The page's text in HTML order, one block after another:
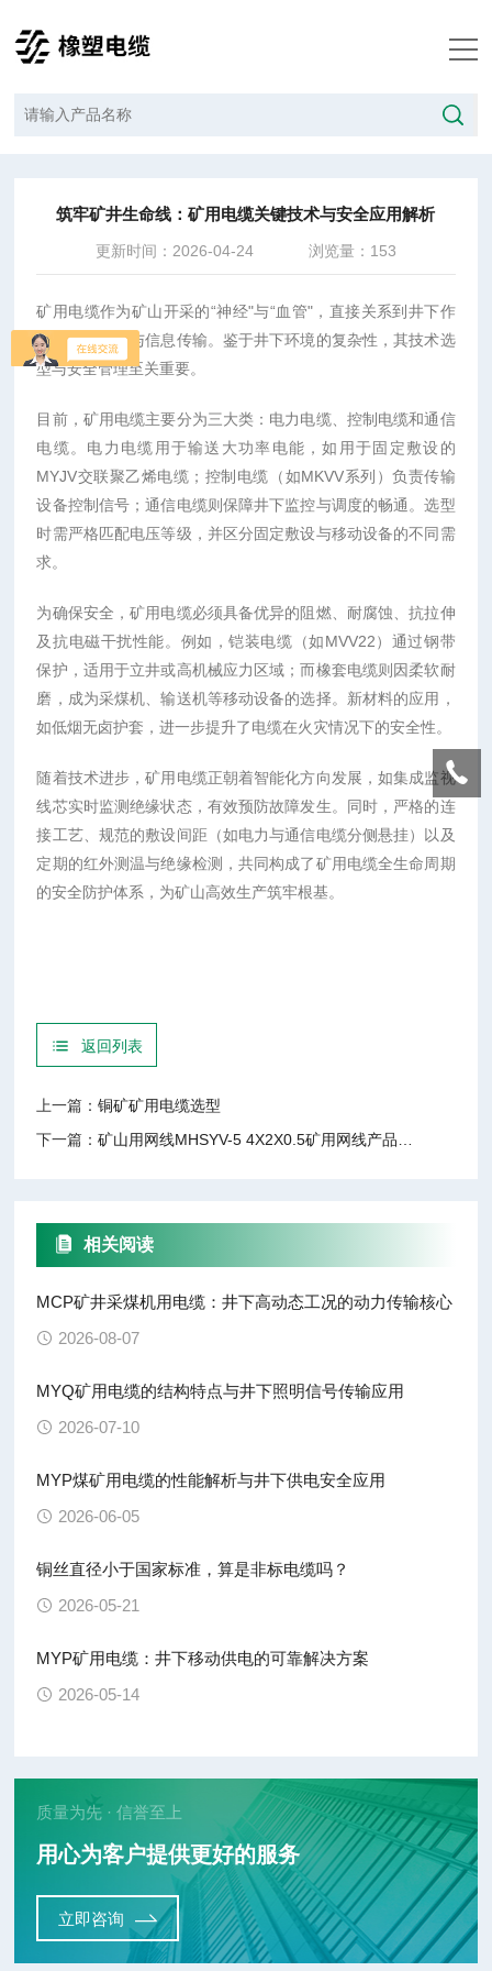
筑牢矿井生命线：矿用电缆关键技术与安全应用解析
更新时间：2026-04-24 浏览量：153
矿用电缆作为矿山开采的“神经"与“血管"，直接关系到井下作
业的供电安全与信息传输。鉴于井下环境的复杂性，其技术选
型与安全管理至关重要。
目前，矿用电缆主要分为三大类：电力电缆、控制电缆和通信
电缆。电力电缆用于输送大功率电能，如用于固定敷设的
MYJV交联聚乙烯电缆；控制电缆（如MKVV系列）负责传输
设备控制信号；通信电缆则保障井下监控与调度的畅通。选型
时需严格匹配电压等级，并区分固定敷设与移动设备的不同需
求。
为确保安全，矿用电缆必须具备优异的阻燃、耐腐蚀、抗拉伸
及抗电磁干扰性能。例如，铠装电缆（如MVV22）通过钢带
保护，适用于立井或高机械应力区域；而橡套电缆则因柔软耐
磨，成为采煤机、输送机等移动设备的选择。新材料的应用，
如低烟无卤护套，进一步提升了电缆在火灾情况下的安全性。
随着技术进步，矿用电缆正朝着智能化方向发展，如集成监视
线芯实时监测绝缘状态，有效预防故障发生。同时，严格的连
接工艺、规范的敷设间距（如电力与通信电缆分侧悬挂）以及
定期的红外测温与绝缘检测，共同构成了矿用电缆全生命周期
的安全防护体系，为矿山高效生产筑牢根基。
返回列表
上一篇：铜矿矿用电缆选型
下一篇：矿山用网线MHSYV-5 4X2X0.5矿用网线产品介绍
相关阅读
MCP矿井采煤机用电缆：井下高动态工况的动力传输核心
2026-08-07
MYQ矿用电缆的结构特点与井下照明信号传输应用
2026-07-10
MYP煤矿用电缆的性能解析与井下供电安全应用
2026-06-05
铜丝直径小于国家标准，算是非标电缆吗？
2026-05-21
MYP矿用电缆：井下移动供电的可靠解决方案
2026-05-14
质量为先 · 信誉至上
用心为客户提供更好的服务
立即咨询